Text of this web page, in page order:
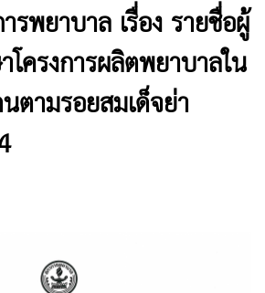
รพยาบาล เรื่อง รายชื่อผู้
โครงการผลิตพยาบาลใน
ตามรอยสมเด็จย่า